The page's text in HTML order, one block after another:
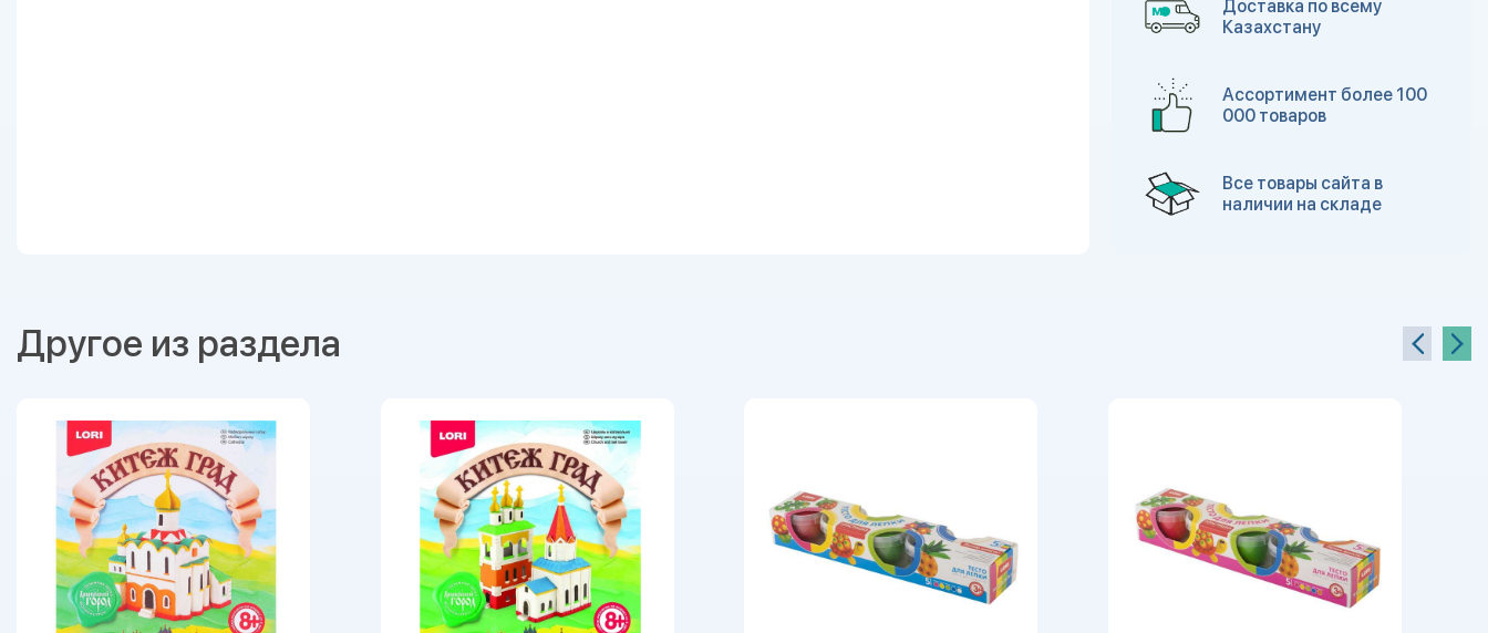
Доставка по всему
Казахстану
Ассортимент более 100
000 товаров
Все товары сайта в
наличии на складе
Другое из раздела